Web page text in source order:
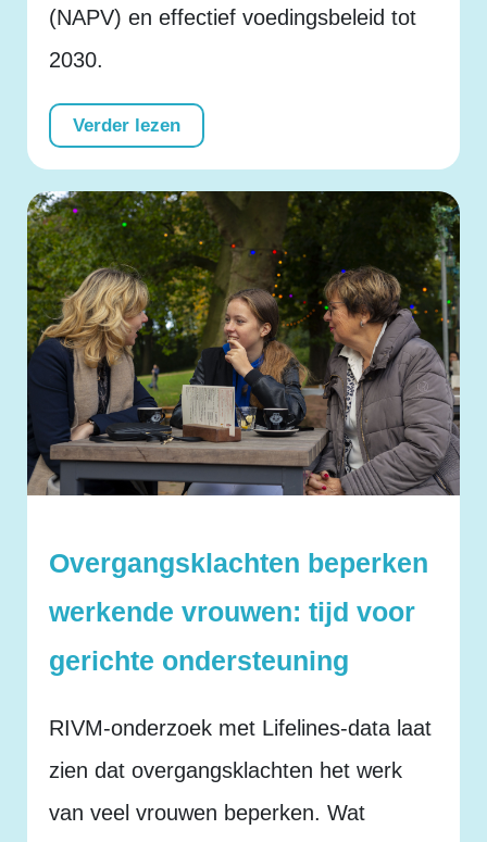
(NAPV) en effectief voedingsbeleid tot
2030.
Verder lezen
Overgangsklachten beperken
werkende vrouwen: tijd voor
gerichte ondersteuning
RIVM-onderzoek met Lifelines-data laat
zien dat overgangsklachten het werk
van veel vrouwen beperken. Wat